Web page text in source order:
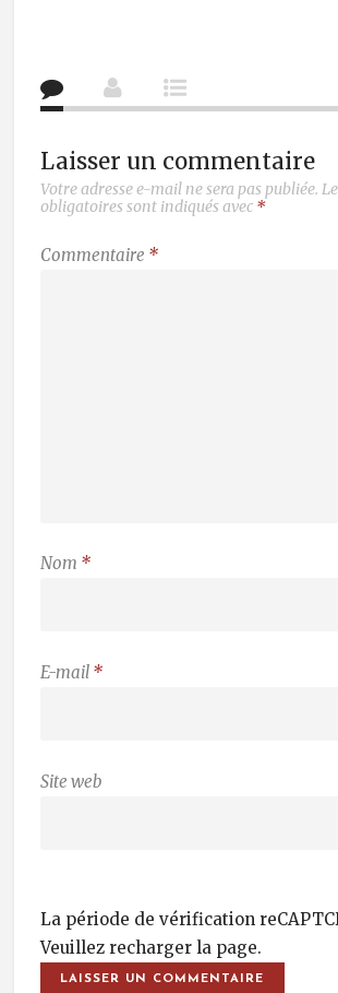
Laisser un commentaire
Votre adresse e-mail ne sera pas publiée.
obligatoires sont indiqués avec *
Commentaire *
Nom *
E-mail *
Site web
La période de vérification
Veuillez recharger la page.